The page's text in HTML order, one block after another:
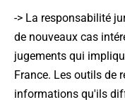
-> La responsabilité
de nouveaux cas
jugements qui
France. Les outils de
informations qu'ils